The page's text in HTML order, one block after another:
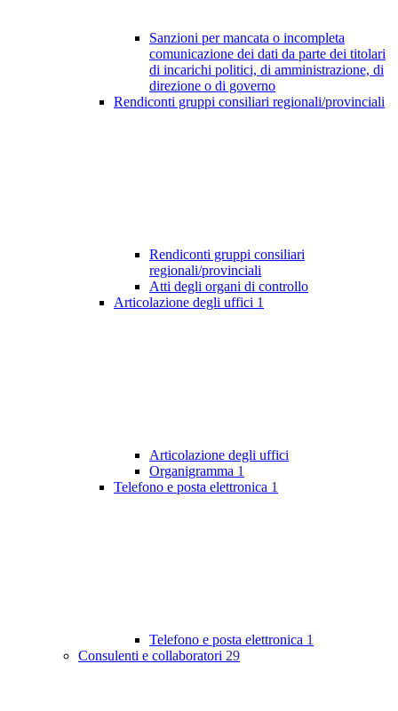
Sanzioni per mancata o incompleta
comunicazione dei dati da parte dei titolari
di incarichi politici, di amministrazione, di
direzione o di governo
Rendiconti gruppi consiliari regionali/provinciali
Rendiconti gruppi consiliari
regionali/provinciali
Atti degli organi di controllo
Articolazione degli uffici 1
Articolazione degli uffici
Organigramma 1
Telefono e posta elettronica 1
Telefono e posta elettronica 1
Consulenti e collaboratori 29